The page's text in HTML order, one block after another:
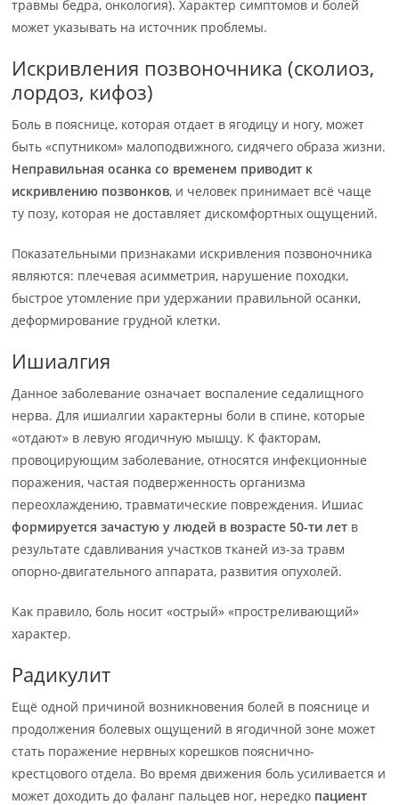
травмы бедра, онкология). Характер симптомов и болей
может указывать на источник проблемы.
Искривления позвоночника (сколиоз,
лордоз, кифоз)
Боль в пояснице, которая отдает в ягодицу и ногу, может
быть «спутником» малоподвижного, сидячего образа жизни.
Неправильная осанка со временем приводит к
искривлению позвонков, и человек принимает всё чаще
ту позу, которая не доставляет дискомфортных ощущений.
Показательными признаками искривления позвоночника
являются: плечевая асимметрия, нарушение походки,
быстрое утомление при удержании правильной осанки,
деформирование грудной клетки.
Ишиалгия
Данное заболевание означает воспаление седалищного
нерва. Для ишиалгии характерны боли в спине, которые
«отдают» в левую ягодичную мышцу. К факторам,
провоцирующим заболевание, относятся инфекционные
поражения, частая подверженность организма
переохлаждению, травматические повреждения. Ишиас
формируется зачастую у людей в возрасте 50-ти лет в
результате сдавливания участков тканей из-за травм
опорно-двигательного аппарата, развития опухолей.
Как правило, боль носит «острый» «простреливающий»
характер.
Радикулит
Ещё одной причиной возникновения болей в пояснице и
продолжения болевых ощущений в ягодичной зоне может
стать поражение нервных корешков пояснично-
крестцового отдела. Во время движения боль усиливается и
может доходить до фаланг пальцев ног, нередко пациент